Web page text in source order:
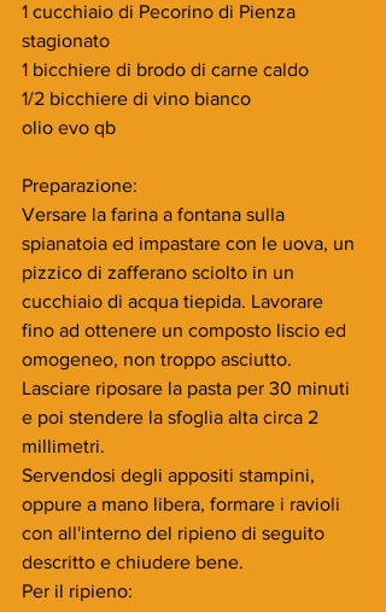
1 cucchiaio di Pecorino di Pienza
stagionato
1 bicchiere di brodo di carne caldo
1/2 bicchiere di vino bianco
olio evo qb
Preparazione:
Versare la farina a fontana sulla
spianatoia ed impastare con le uova, un
pizzico di zafferano sciolto in un
cucchiaio di acqua tiepida. Lavorare
fino ad ottenere un composto liscio ed
omogeneo, non troppo asciutto.
Lasciare riposare la pasta per 30 minuti
e poi stendere la sfoglia alta circa 2
millimetri.
Servendosi degli appositi stampini,
oppure a mano libera, formare i ravioli
con all'interno del ripieno di seguito
descritto e chiudere bene.
Per il ripieno: